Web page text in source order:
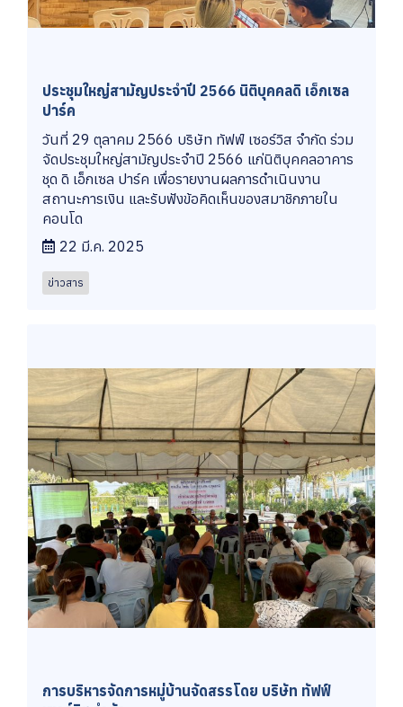
ประชุมใหญ่สามัญประจำปี 2566 นิติบุคคลดิ เอ็กเซล
ปาร์ค
วันที่ 29 ตุลาคม 2566 บริษัท ทัฟฟ์ เซอร์วิส จำกัด ร่วม
จัดประชุมใหญ่สามัญประจำปี 2566 แก่นิติบุคคลอาคาร
ชุด ดิ เอ็กเซล ปาร์ค เพื่อรายงานผลการดำเนินงาน
สถานะการเงิน และรับฟังข้อคิดเห็นของสมาชิกภายใน
คอนโด
22 มี.ค. 2025
ข่าวสาร
การบริหารจัดการหมู่บ้านจัดสรรโดย บริษัท ทัฟฟ์